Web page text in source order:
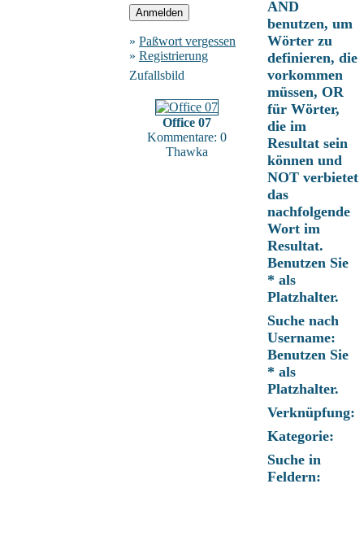
» Paßwort vergessen
» Registrierung
Zufallsbild
Office 07
Kommentare: 0
Thawka
AND
benutzen, um
Wörter zu
definieren, die
vorkommen
müssen, OR
für Wörter,
die im
Resultat sein
können und
NOT verbietet
das
nachfolgende
Wort im
Resultat.
Benutzen Sie
* als
Platzhalter.
Suche nach
Username:
Benutzen Sie
* als
Platzhalter.
Verknüpfung:
Kategorie:
Suche in
Feldern: